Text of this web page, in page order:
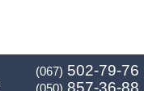
(067) 502-79-76